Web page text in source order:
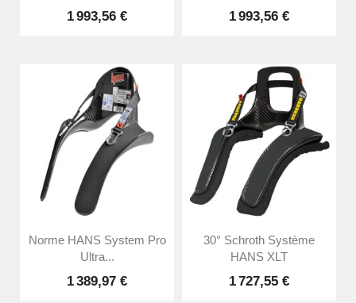
1 993,56 € 1 993,56 €
Norme HANS System Pro
Ultra...
1 389,97 €
30° Schroth Système
HANS XLT
1 727,55 €